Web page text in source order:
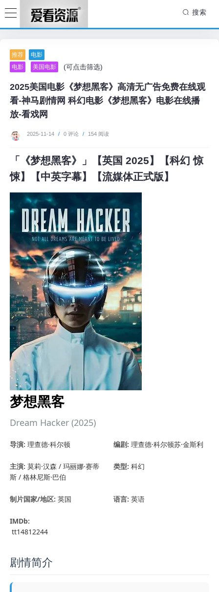
搜索
推荐
电影
电影
美国电影 (可点击筛选)
2025美国电影《梦想黑客》高清无广告免费在线观
看-神马剧情网 科幻电影《梦想黑客》电影在线播
放-看戏网
2025-11-14 / 0 评论 / 154 阅读
「《梦想黑客》」【英国 2025】【科幻 惊
悚】【中英字幕】【流媒体正式版】
梦想黑客
Dream Hacker (2025)
导演: 理查德·科尔顿 编剧: 理查德·科尔顿苏·金斯利
主演: 莫莉·汉森 / 玛丽娜·赛蒂
斯 / 格林尼斯·巴伯
类型: 科幻
制片国家/地区: 英国 语言: 英语
IMDb:
tt14812244
剧情简介